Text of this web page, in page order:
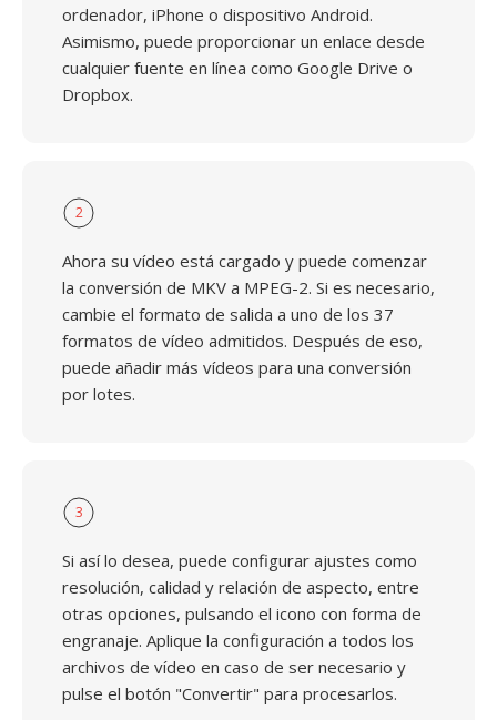
ordenador, iPhone o dispositivo Android.
Asimismo, puede proporcionar un enlace desde
cualquier fuente en línea como Google Drive o
Dropbox.
2
Ahora su vídeo está cargado y puede comenzar
la conversión de MKV a MPEG-2. Si es necesario,
cambie el formato de salida a uno de los 37
formatos de vídeo admitidos. Después de eso,
puede añadir más vídeos para una conversión
por lotes.
3
Si así lo desea, puede configurar ajustes como
resolución, calidad y relación de aspecto, entre
otras opciones, pulsando el icono con forma de
engranaje. Aplique la configuración a todos los
archivos de vídeo en caso de ser necesario y
pulse el botón "Convertir" para procesarlos.